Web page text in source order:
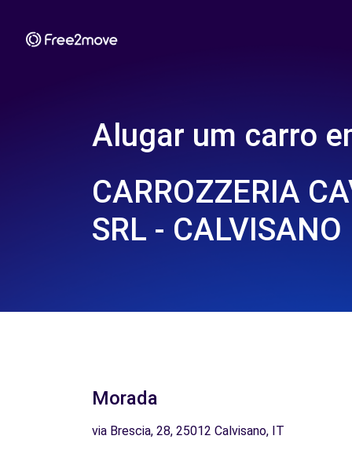
Alugar um carro
CARROZZERIA
SRL - CALVISANO
Morada
via Brescia, 28, 25012 Calvisano, IT